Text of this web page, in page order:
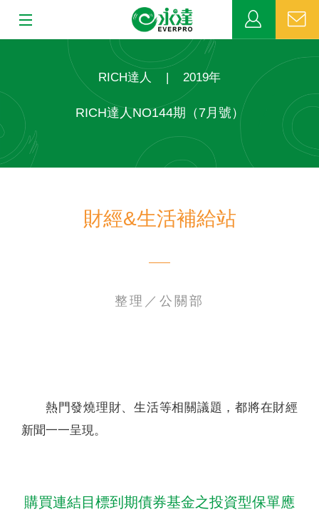
MDRT
RICH達人 | 2019年
RICH達人NO144期（7月號）
財經&生活補給站
整理／公關部
熱門發燒理財、生活等相關議題，都將在財經
新聞一一呈現。
購買連結目標到期債券基金之投資型保單應